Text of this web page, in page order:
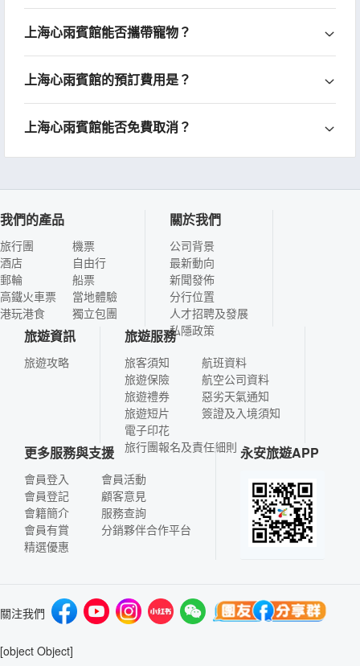
上海心雨賓館能否攜帶寵物？
上海心雨賓館的預訂費用是？
上海心雨賓館能否免費取消？
我們的產品
旅行團
酒店
郵輪
高鐵火車票
港玩港食
機票
自由行
船票
當地體驗
獨立包團
關於我們
公司背景
最新動向
新聞發佈
分行位置
人才招聘及發展
私隱政策
旅遊資訊
旅遊攻略
旅遊服務
旅客須知
旅遊保險
旅遊禮券
旅遊短片
電子印花
航班資料
航空公司資料
惡劣天氣通知
簽證及入境須知
旅行團報名及責任細則
更多服務與支援
會員登入
會員登記
會籍簡介
會員有賞
精選優惠
會員活動
顧客意見
服務查詢
分銷夥伴合作平台
永安旅遊APP
關注我們
[object Object]